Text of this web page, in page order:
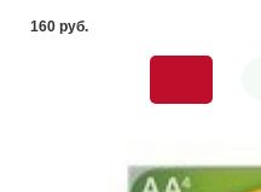
160 pуб.